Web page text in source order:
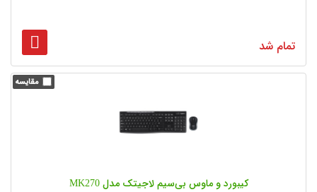
تمام شد
کیبورد و ماوس بی‌سیم لاجیتک مدل MK270